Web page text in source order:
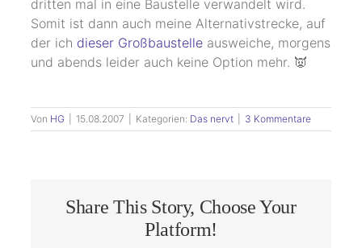
dritten mal in eine Baustelle verwandelt wird.
Somit ist dann auch meine Alternativstrecke, auf
der ich dieser Großbaustelleausweiche, morgens
und abends leider auch keine Option mehr. 👿
Von HG 15.08.2007 Kategorien: Das nervt 3 Kommentare
Share This Story, Choose Your
Platform!